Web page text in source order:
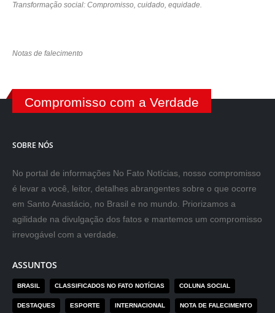
Transformação social: Compromisso, cuidado, equidade.
Notas de falecimento
Compromisso com a Verdade
SOBRE NÓS
No portal de informações No Fato Notícias, nosso compromisso
é levar a você, leitor, detalhes abrangentes sobre o que ocorre
em Santo Anastácio, no Brasil e no mundo. Priorizamos a
agilidade na divulgação dos fatos e mantemos um compromisso
irrevogável com a verdade.
ASSUNTOS
BRASIL CLASSIFICADOS NO FATO NOTÍCIAS COLUNA SOCIAL
DESTAQUES ESPORTE INTERNACIONAL NOTA DE FALECIMENTO